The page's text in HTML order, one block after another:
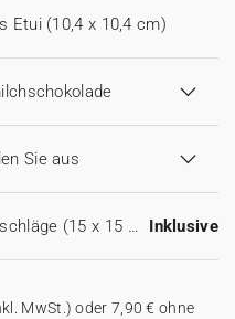
Etui (10,4 x 10,4 cm)
Sie aus
Weiße Umschläge (15 x 15 cm) Inklusive
MwSt.) oder 7,90 € ohne